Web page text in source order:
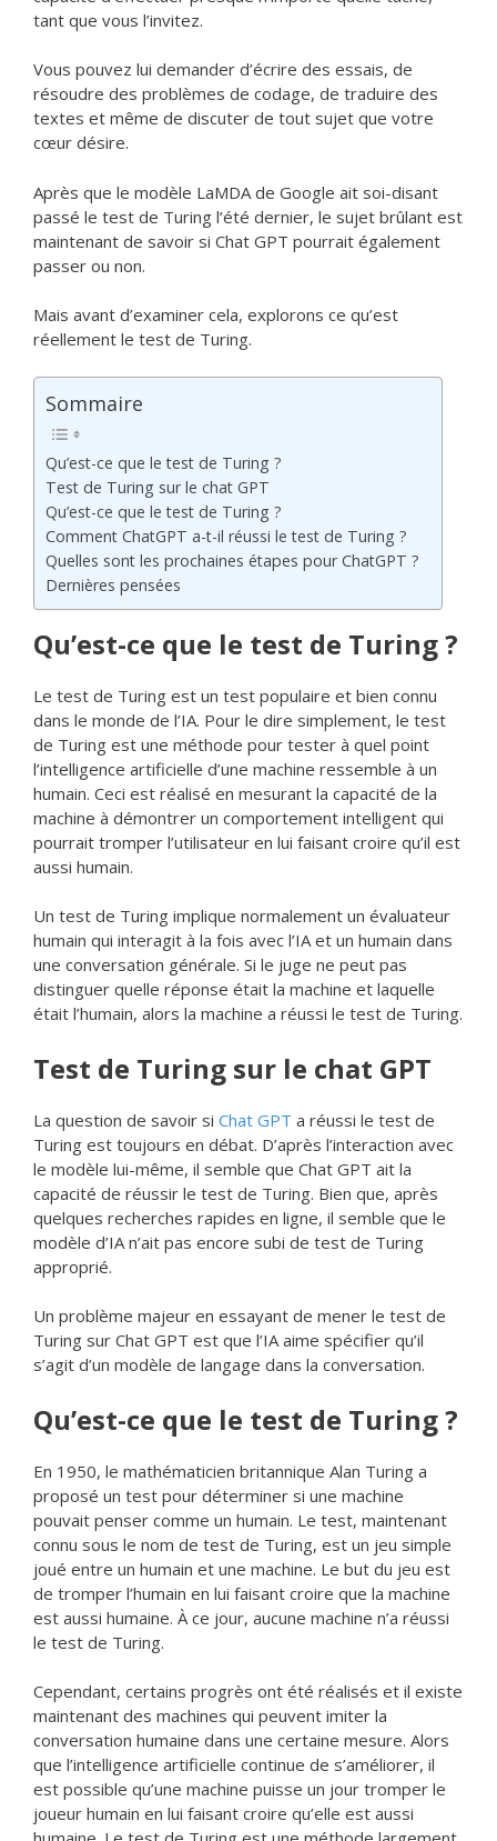
tant que vous l’invitez.
Vous pouvez lui demander d’écrire des essais, de
résoudre des problèmes de codage, de traduire des
textes et même de discuter de tout sujet que votre
cœur désire.
Après que le modèle LaMDA de Google ait soi-disant
passé le test de Turing l’été dernier, le sujet brûlant est
maintenant de savoir si Chat GPT pourrait également
passer ou non.
Mais avant d’examiner cela, explorons ce qu’est
réellement le test de Turing.
Sommaire
Qu’est-ce que le test de Turing ?
Test de Turing sur le chat GPT
Qu’est-ce que le test de Turing ?
Comment ChatGPT a-t-il réussi le test de Turing ?
Quelles sont les prochaines étapes pour ChatGPT ?
Dernières pensées
Qu’est-ce que le test de Turing ?
Le test de Turing est un test populaire et bien connu
dans le monde de l’IA. Pour le dire simplement, le test
de Turing est une méthode pour tester à quel point
l’intelligence artificielle d’une machine ressemble à un
humain. Ceci est réalisé en mesurant la capacité de la
machine à démontrer un comportement intelligent qui
pourrait tromper l’utilisateur en lui faisant croire qu’il est
aussi humain.
Un test de Turing implique normalement un évaluateur
humain qui interagit à la fois avec l’IA et un humain dans
une conversation générale. Si le juge ne peut pas
distinguer quelle réponse était la machine et laquelle
était l’humain, alors la machine a réussi le test de Turing.
Test de Turing sur le chat GPT
La question de savoir si Chat GPT a réussi le test de
Turing est toujours en débat. D’après l’interaction avec
le modèle lui-même, il semble que Chat GPT ait la
capacité de réussir le test de Turing. Bien que, après
quelques recherches rapides en ligne, il semble que le
modèle d’IA n’ait pas encore subi de test de Turing
approprié.
Un problème majeur en essayant de mener le test de
Turing sur Chat GPT est que l’IA aime spécifier qu’il
s’agit d’un modèle de langage dans la conversation.
Qu’est-ce que le test de Turing ?
En 1950, le mathématicien britannique Alan Turing a
proposé un test pour déterminer si une machine
pouvait penser comme un humain. Le test, maintenant
connu sous le nom de test de Turing, est un jeu simple
joué entre un humain et une machine. Le but du jeu est
de tromper l’humain en lui faisant croire que la machine
est aussi humaine. À ce jour, aucune machine n’a réussi
le test de Turing.
Cependant, certains progrès ont été réalisés et il existe
maintenant des machines qui peuvent imiter la
conversation humaine dans une certaine mesure. Alors
que l’intelligence artificielle continue de s’améliorer, il
est possible qu’une machine puisse un jour tromper le
joueur humain en lui faisant croire qu’elle est aussi